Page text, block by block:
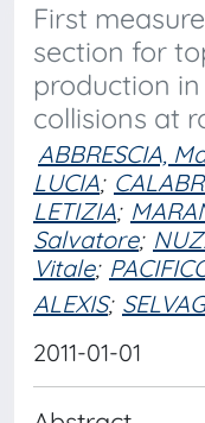
First
section for
production
collisions at
ABBRESCIA,
LUCIA;
LETIZIA;
Salvatore;
Vitale;
ALEXIS;
2011-01-01